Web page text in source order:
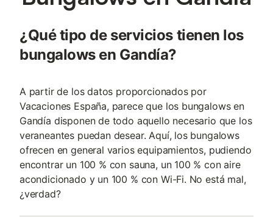
¿Qué tipo de servicios tienen los
bungalows en Gandía?
A partir de los datos proporcionados por
Vacaciones España, parece que los bungalows en
Gandía disponen de todo aquello necesario que los
veraneantes puedan desear. Aquí, los bungalows
ofrecen en general varios equipamientos, pudiendo
encontrar un 100 % con sauna, un 100 % con aire
acondicionado y un 100 % con Wi-Fi. No está mal,
¿verdad?